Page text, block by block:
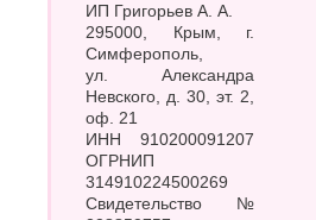
ИП Григорьев А. А.
295000, Крым, г.
Симферополь,
ул. Александра
Невского, д. 30, эт. 2,
оф. 21
ИНН 910200091207
ОГРНИП
314910224500269
Свидетельство №